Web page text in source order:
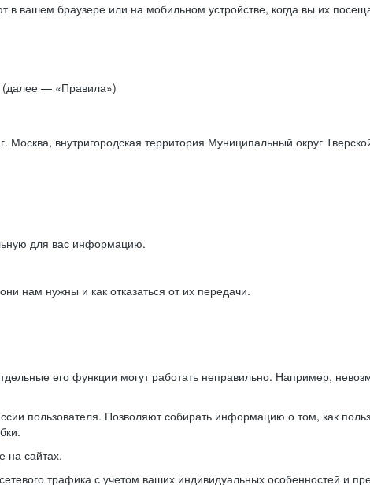
браузере или на мобильном устройстве, когда вы их
(далее — «Правила»)
внутригородская территория Муниципальный округ
для вас информацию.
нам нужны и как отказаться от их передачи.
его функции могут работать неправильно. Например,
пользователя. Позволяют собирать информацию о том, как
на сайтах.
трафика с учетом ваших индивидуальных особенностей и